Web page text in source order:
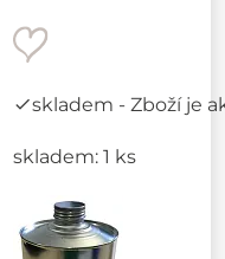
skladem - Zboží je
skladem: 1 ks